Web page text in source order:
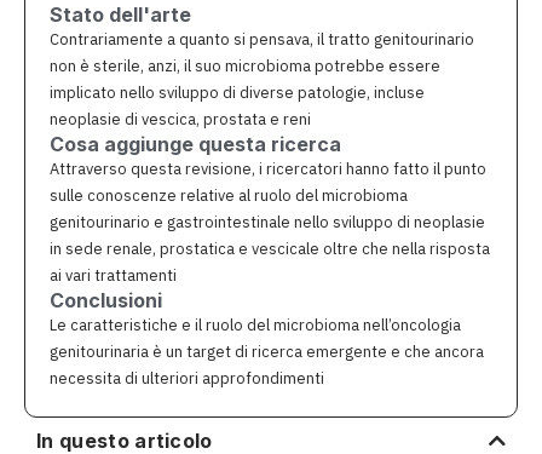
Stato dell'arte
Contrariamente a quanto si pensava, il tratto genitourinario
non è sterile, anzi, il suo microbioma potrebbe essere
implicato nello sviluppo di diverse patologie, incluse
neoplasie di vescica, prostata e reni
Cosa aggiunge questa ricerca
Attraverso questa revisione, i ricercatori hanno fatto il punto
sulle conoscenze relative al ruolo del microbioma
genitourinario e gastrointestinale nello sviluppo di neoplasie
in sede renale, prostatica e vescicale oltre che nella risposta
ai vari trattamenti
Conclusioni
Le caratteristiche e il ruolo del microbioma nell’oncologia
genitourinaria è un target di ricerca emergente e che ancora
necessita di ulteriori approfondimenti
In questo articolo